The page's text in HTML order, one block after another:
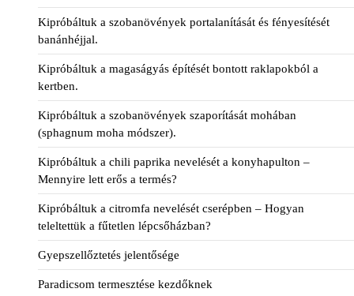
Kipróbáltuk a szobanövények portalanítását és fényesítését
banánhéjjal.
Kipróbáltuk a magaságyás építését bontott raklapokból a
kertben.
Kipróbáltuk a szobanövények szaporítását mohában
(sphagnum moha módszer).
Kipróbáltuk a chili paprika nevelését a konyhapulton –
Mennyire lett erős a termés?
Kipróbáltuk a citromfa nevelését cserépben – Hogyan
teleltettük a fűtetlen lépcsőházban?
Gyepszellőztetés jelentősége
Paradicsom termesztése kezdőknek